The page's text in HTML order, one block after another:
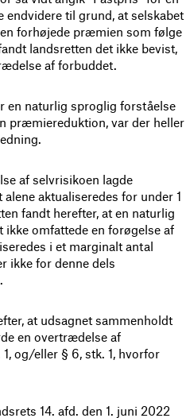
til grund, at selskabet
forhøjede præmien som følge
landsretten det ikke bevist,
af forbuddet.
en naturlig sproglig forståelse
præmiereduktion, var der heller
af selvrisikoen lagde
aktualiseredes for under 1
fandt herefter, at en naturlig
omfattede en forøgelse af
i et marginalt antal
ikke for denne dels
at udsagnet sammenholdt
en overtrædelse af
og/eller § 6, stk. 1, hvorfor
14. afd. den 1. juni 2022